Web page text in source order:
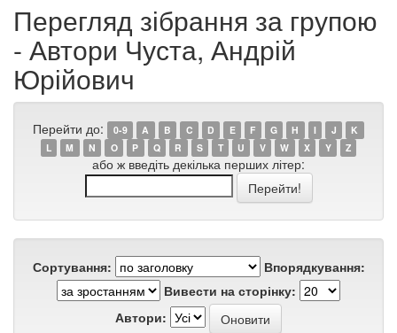
Перегляд зібрання за групою
- Автори Чуста, Андрій
Юрійович
Перейти до: 0-9 A B C D E F G H I J
K
L
M N O P Q R S T U V W X Y Z
або ж введіть декілька перших літер:
Сортування:
Впорядкування:
Вивести на сторінку:
Автори: